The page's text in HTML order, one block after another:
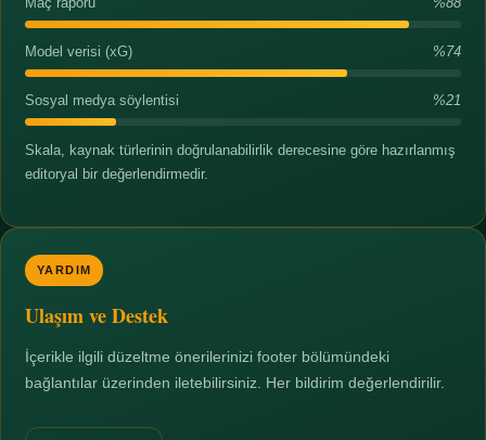
Maç raporu %88
Model verisi (xG) %74
Sosyal medya söylentisi %21
Skala, kaynak türlerinin doğrulanabilirlik derecesine göre hazırlanmış
editoryal bir değerlendirmedir.
YARDIM
Ulaşım ve Destek
İçerikle ilgili düzeltme önerilerinizi footer bölümündeki
bağlantılar üzerinden iletebilirsiniz. Her bildirim değerlendirilir.